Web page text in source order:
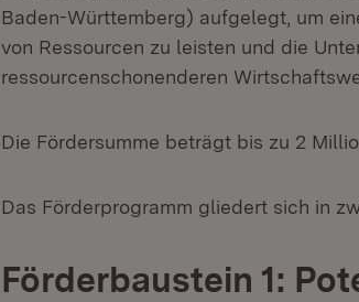
Baden-Württemberg) aufgelegt, um
von Ressourcen zu leisten und die
ressourcenschonenderen
Die Fördersumme beträgt bis zu 2
Das Förderprogramm gliedert sich in
Förderbaustein 1: